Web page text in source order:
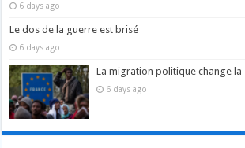
6 days ago
Le dos de la guerre est brisé
6 days ago
La migration politique change
6 days ago